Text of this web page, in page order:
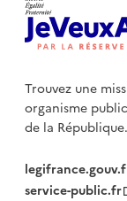
Trouvez une
organisme public
de la République.
service-public.fr